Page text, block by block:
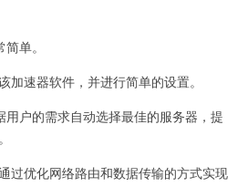
单。
速器软件，并进行简单的设置。
户的需求自动选择最佳的服务器，提
优化网络路由和数据传输的方式实现